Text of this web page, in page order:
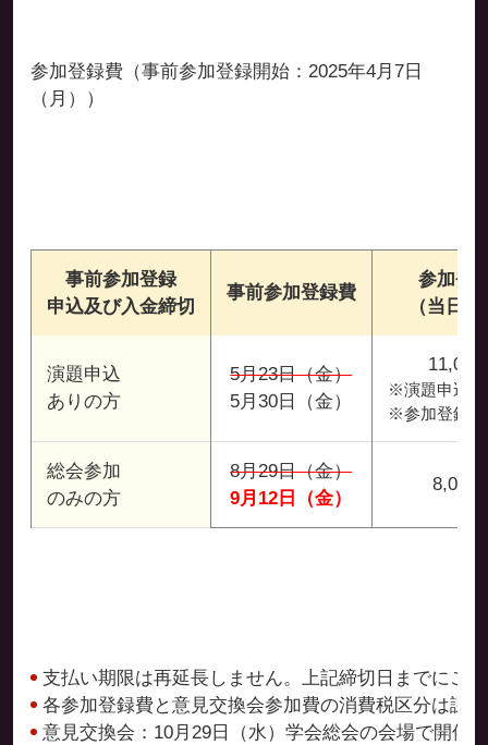
参加登録費（事前参加登録開始：2025年4月7日
（月））
事前参加登録
申込及び入金締切
事前参加登録費
参加登
（当日
演題申込
ありの方
5月23日（金）
5月30日（金）
11,000
※演題申込金
※参加登録費
総会参加
のみの方
8月29日（金）
9月12日（金）
8,000
支払い期限は再延長しません。上記締切日までにご
各参加登録費と意見交換会参加費の消費税区分は課
意見交換会：10月29日（水）学会総会の会場で開催